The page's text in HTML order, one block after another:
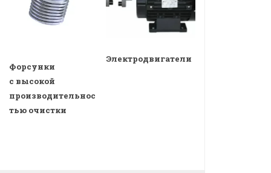
Форсунки
с высокой
производительнос
тью очистки
Электродвигатели